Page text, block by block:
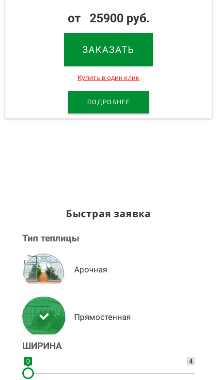
от 25900 руб.
ЗАКАЗАТЬ
Купить в один клик
ПОДРОБНЕЕ
Быстрая заявка
Тип теплицы
Арочная
Прямостенная
ШИРИНА
4
0 02